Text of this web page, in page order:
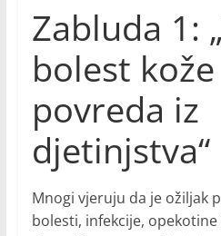
Zabluda 1:
bolest
povreda iz
djetinjstva“
Mnogi vjeruju da je ožiljak
bolesti, infekcije,